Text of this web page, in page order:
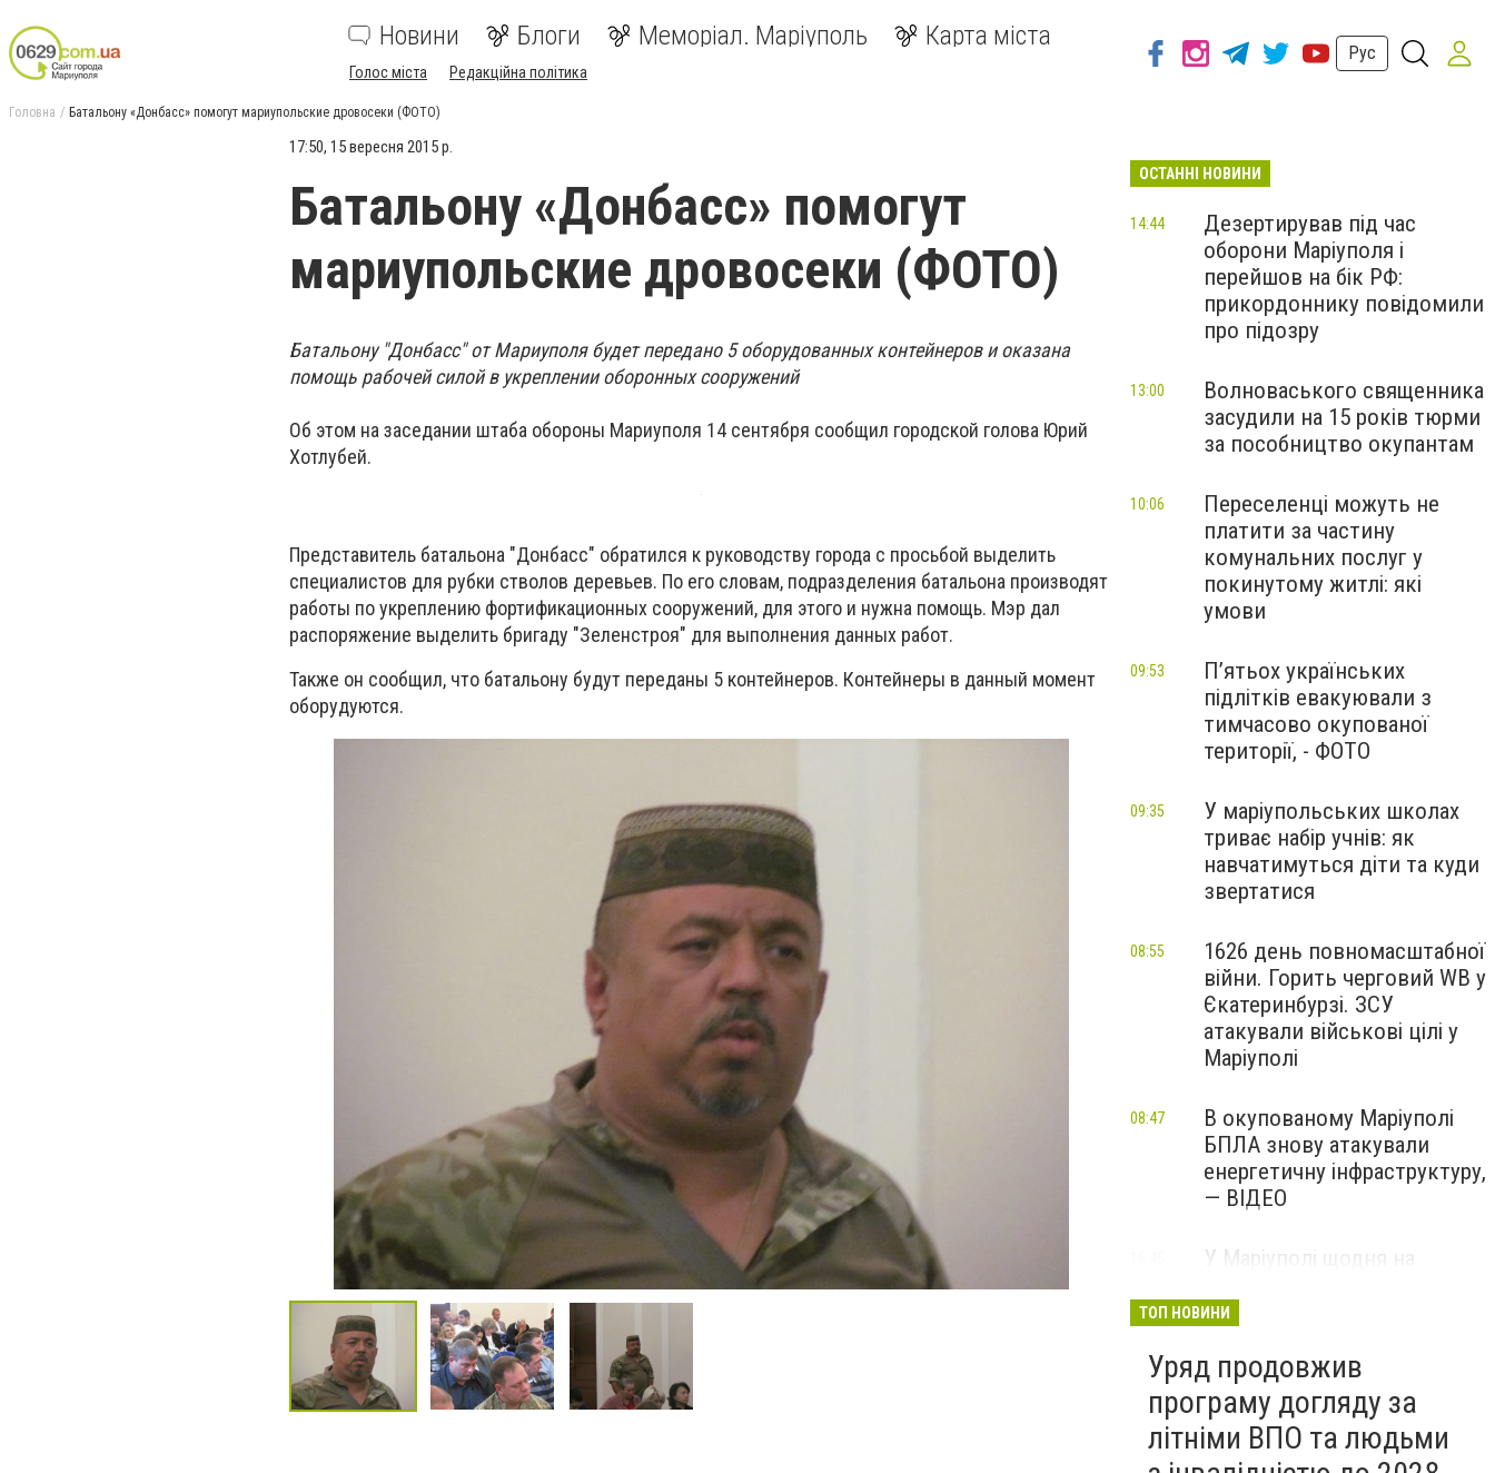
Новини Блоги Меморіал. Маріуполь Карта міста
Голос міста Редакційна політика
Рус
Головна Батальону «Донбасс» помогут мариупольские дровосеки (ФОТО)
17:50, 15 вересня 2015 р.
Батальону «Донбасс» помогут
мариупольские дровосеки (ФОТО)
Батальону "Донбасс" от Мариуполя будет передано 5 оборудованных контейнеров и оказана
помощь рабочей силой в укреплении оборонных сооружений
Об этом на заседании штаба обороны Мариуполя 14 сентября сообщил городской голова Юрий
Хотлубей.
Представитель батальона "Донбасс" обратился к руководству города с просьбой выделить
специалистов для рубки стволов деревьев. По его словам, подразделения батальона производят
работы по укреплению фортификационных сооружений, для этого и нужна помощь. Мэр дал
распоряжение выделить бригаду "Зеленстроя" для выполнения данных работ.
Также он сообщил, что батальону будут переданы 5 контейнеров. Контейнеры в данный момент
оборудуются.
ОСТАННІ НОВИНИ
Дезертирував під час
оборони Маріуполя і
перейшов на бік РФ:
прикордоннику повідомили
про підозру
14:44
Волноваського священника
засудили на 15 років тюрми
за пособництво окупантам
13:00
Переселенці можуть не
платити за частину
комунальних послуг у
покинутому житлі: які
умови
10:06
П’ятьох українських
підлітків евакуювали з
тимчасово окупованої
території, - ФОТО
09:53
У маріупольських школах
триває набір учнів: як
навчатимуться діти та куди
звертатися
09:35
1626 день повномасштабної
війни. Горить черговий WB у
Єкатеринбурзі. ЗСУ
атакували військові цілі у
Маріуполі
08:55
В окупованому Маріуполі
БПЛА знову атакували
енергетичну інфраструктуру,
— ВІДЕО
08:47
У Маріуполі щодня на
відключатимуть світло: це
ТОП НОВИНИ
Уряд продовжив
програму догляду за
літніми ВПО та людьми